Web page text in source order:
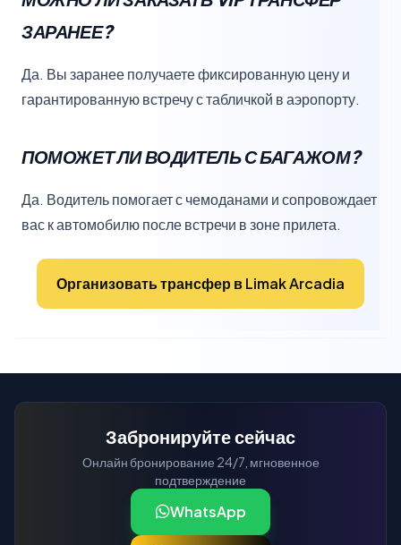
ЗАРАНЕЕ?
Да. Вы заранее получаете фиксированную цену и
гарантированную встречу с табличкой в аэропорту.
ПОМОЖЕТ ЛИ ВОДИТЕЛЬ С БАГАЖОМ?
Да. Водитель помогает с чемоданами и сопровождает
вас к автомобилю после встречи в зоне прилета.
Организовать трансфер в Limak Arcadia
Забронируйте сейчас
Онлайн бронирование 24/7, мгновенное
подтверждение
WhatsApp